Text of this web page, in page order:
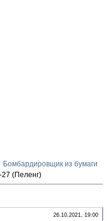
Бомбардировщик из бумаги
(Пеленг)
26.10.2021, 19:00